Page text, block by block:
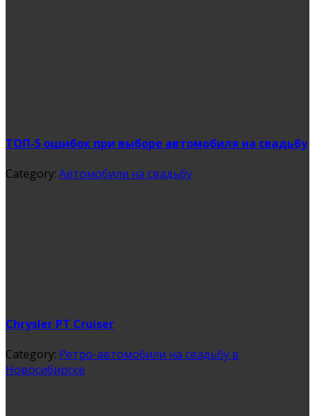
ТОП-5 ошибок при выборе автомобиля на свадьбу
Category: Автомобили на свадьбу
Chrysler PT Cruiser
Category: Ретро-автомобили на свадьбу в
Новосибирске